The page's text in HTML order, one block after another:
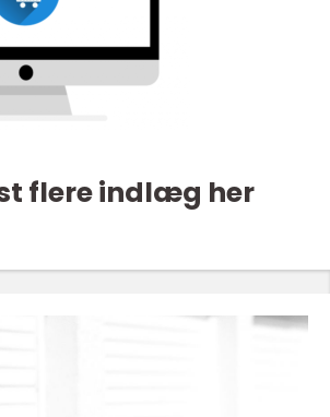
flere indlæg her